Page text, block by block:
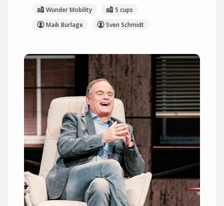
Wunder Mobility
5 cups
Maik Burlage
Sven Schmidt